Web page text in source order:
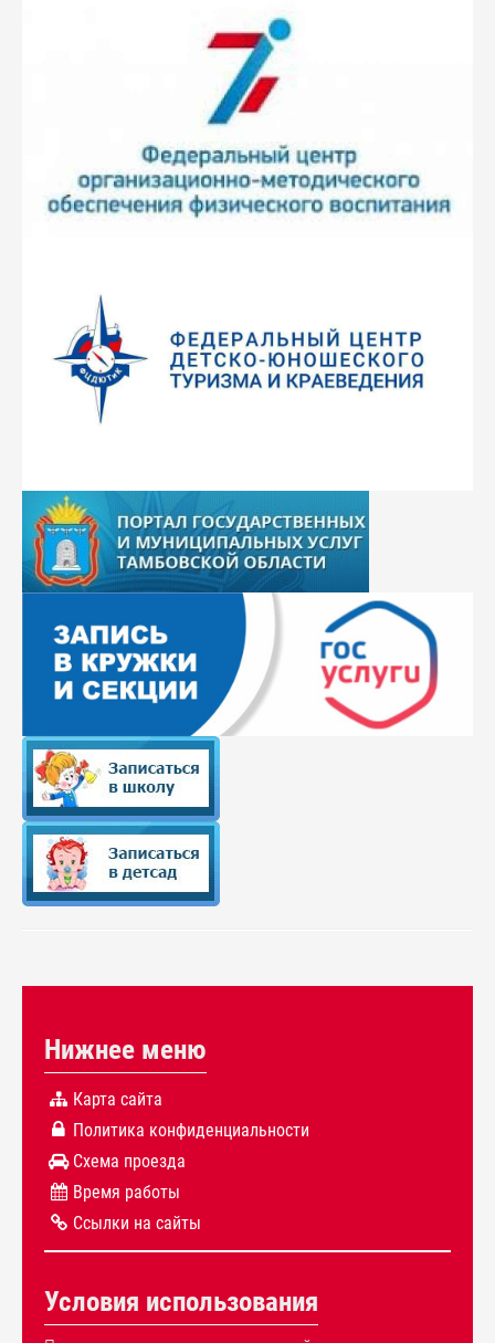
Нижнее меню
Карта сайта
Политика конфиденциальности
Схема проезда
Время работы
Ссылки на сайты
Условия использования